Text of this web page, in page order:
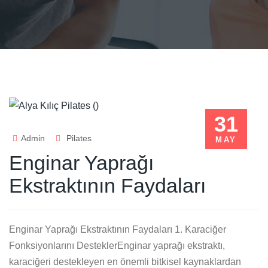
31
MAY
Admin Pilates
Enginar Yaprağı
Ekstraktının Faydaları
Enginar Yaprağı Ekstraktının Faydaları 1. Karaciğer
Fonksiyonlarını DesteklerEnginar yaprağı ekstraktı,
karaciğeri destekleyen en önemli bitkisel kaynaklardan